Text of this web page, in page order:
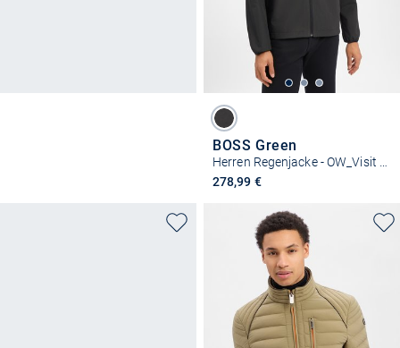
BOSS Green
278,99 €